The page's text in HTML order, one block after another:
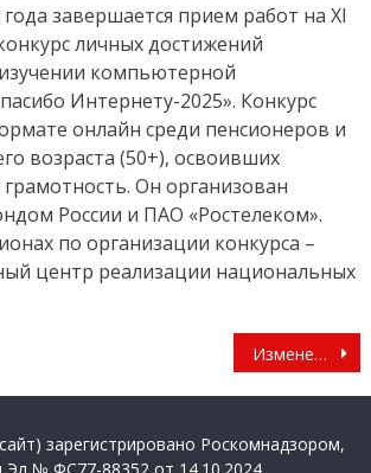
года завершается прием работ на XI
личных достижений
компьютерной
Интернету-2025». Конкурс
онлайн среди пенсионеров и
возраста (50+), освоивших
Он организован
России и ПАО «Ростелеком».
по организации конкурса –
центр реализации национальных
Изменения в указ
зарегистрировано Роскомнадзором,